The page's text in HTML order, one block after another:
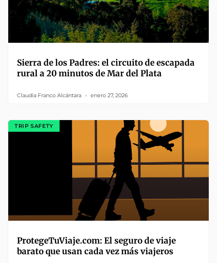
Sierra de los Padres: el circuito de escapada
rural a 20 minutos de Mar del Plata
Claudia Franco Alcántara enero 27, 2026
TRIP SAFETY
ProtegeTuViaje.com: El seguro de viaje
barato que usan cada vez más viajeros